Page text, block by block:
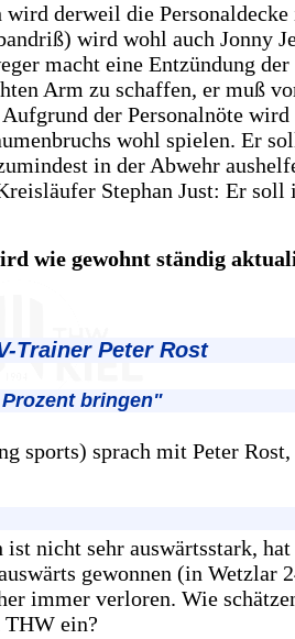
wird derweil die
wird wohl auch Jonny
macht eine Entzündung der
Arm zu schaffen, er muß
der Personalnöte wird
wohl spielen. Er
in der Abwehr
Stephan Just: Er soll
wie gewohnt ständig
Trainer Peter Rost
bringen"
sports) sprach mit Peter Rost,
ist nicht sehr auswärtsstark,
gewonnen (in Wetzlar
immer verloren. Wie
THW ein?